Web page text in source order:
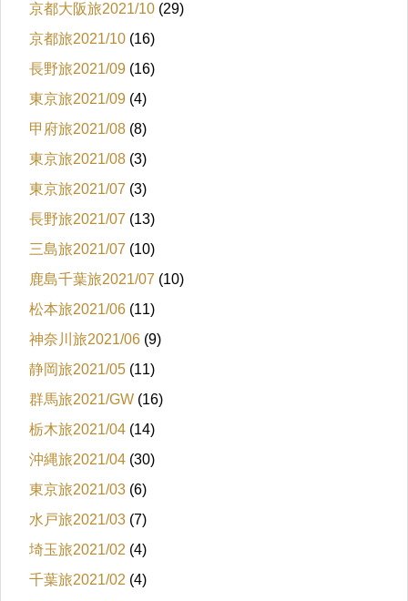
京都大阪旅2021/10 (29)
京都旅2021/10 (16)
長野旅2021/09 (16)
東京旅2021/09 (4)
甲府旅2021/08 (8)
東京旅2021/08 (3)
東京旅2021/07 (3)
長野旅2021/07 (13)
三島旅2021/07 (10)
鹿島千葉旅2021/07 (10)
松本旅2021/06 (11)
神奈川旅2021/06 (9)
静岡旅2021/05 (11)
群馬旅2021/GW (16)
栃木旅2021/04 (14)
沖縄旅2021/04 (30)
東京旅2021/03 (6)
水戸旅2021/03 (7)
埼玉旅2021/02 (4)
千葉旅2021/02 (4)